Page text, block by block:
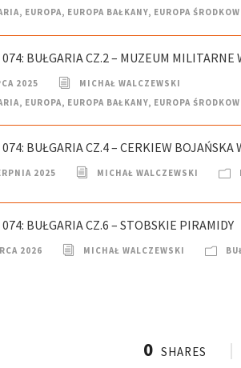
, EUROPA, EUROPA BAŁKANY, EUROPA
BUŁGARIA CZ.2 – MUZEUM MILITARNE
2025
MICHAŁ WALCZEWSKI
, EUROPA, EUROPA BAŁKANY, EUROPA
BUŁGARIA CZ.4 – CERKIEW BOJAŃSKA
2025 MICHAŁ WALCZEWSKI
BUŁGARIA CZ.6 – STOBSKIE PIRAMIDY
2026 MICHAŁ WALCZEWSKI
0 SHARES